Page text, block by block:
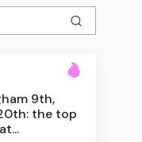
9th,
the top